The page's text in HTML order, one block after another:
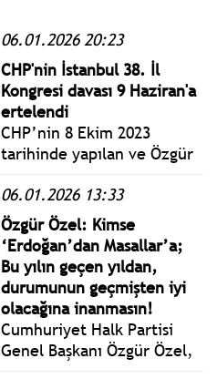
06.01.2026 20:23
CHP'nin İstanbul 38. İl
Kongresi davası 9 Haziran'a
ertelendi
CHP’nin 8 Ekim 2023
tarihinde yapılan ve Özgür
Kongresi'nde Siyasi Partiler
Kanunu'nda yer alan
‘oylamaya hile karıştırma’
iddiasıyla açılan davanın ilk
duruşması görüldü.
06.01.2026 13:33
Özgür Özel: Kimse
‘Erdoğan’dan Masallar’a;
Bu yılın geçen yıldan,
durumunun geçmişten iyi
olacağına inanmasın!
Cumhuriyet Halk Partisi
Genel Başkanı Özgür Özel,